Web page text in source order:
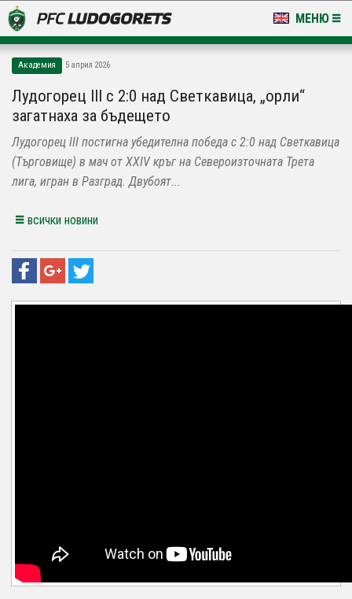
МЕНЮ
LUDOGORETS TV
НА ТЕРЕНА
СТАДИОН & БАЗИ
Академия 5 април 2026
Лудогорец III с 2:0 над Светкавица, „орли“
загатнаха за бъдещето
Лудогорец III постигна убедителна победа с 2:0 над Светкавица
(Търговище) в мач от XXIV кръг на Североизточната Трета
лига, игран в Разград. Двубоят...
всички новини